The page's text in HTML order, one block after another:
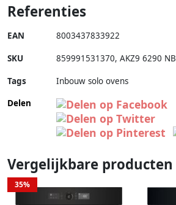
Referenties
EAN 8003437833922
SKU 859991531370, AKZ9 6290 NB
Tags
Inbouw solo ovens
Delen
Vergelijkbare producten
35%